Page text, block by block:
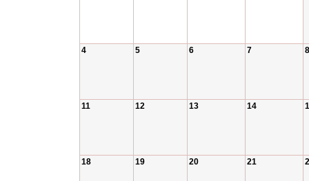
4 5 6 7 8
11 12 13 14
18 19 20 21